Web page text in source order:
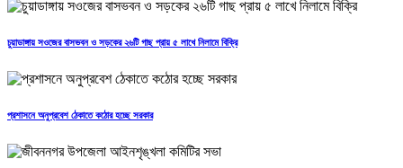
চুয়াডাঙ্গায় সওজের বাসভবন ও সড়কের ২৬টি গাছ প্রায় ৫ লাখে নিলামে বিক্রি
প্রশাসনে অনুপ্রবেশ ঠেকাতে কঠোর হচ্ছে সরকার